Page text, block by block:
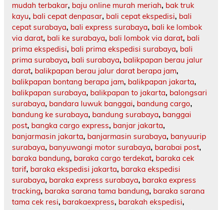
mudah terbakar, baju online murah meriah, bak truk
kayu, bali cepat denpasar, bali cepat ekspedisi, bali
cepat surabaya, bali express surabaya, bali ke lombok
via darat, bali ke surabaya, bali lombok via darat, bali
prima ekspedisi, bali prima ekspedisi surabaya, bali
prima surabaya, bali surabaya, balikpapan berau jalur
darat, balikpapan berau jalur darat berapa jam,
balikpapan bontang berapa jam, balikpapan jakarta,
balikpapan surabaya, balikpapan to jakarta, balongsari
surabaya, bandara luwuk banggai, bandung cargo,
bandung ke surabaya, bandung surabaya, banggai
post, bangka cargo express, banjar jakarta,
banjarmasin jakarta, banjarmasin surabaya, banyuurip
surabaya, banyuwangi motor surabaya, barabai post,
baraka bandung, baraka cargo terdekat, baraka cek
tarif, baraka ekspedisi jakarta, baraka ekspedisi
surabaya, baraka express surabaya, baraka express
tracking, baraka sarana tama bandung, baraka sarana
tama cek resi, barakaexpress, barakah ekspedisi,